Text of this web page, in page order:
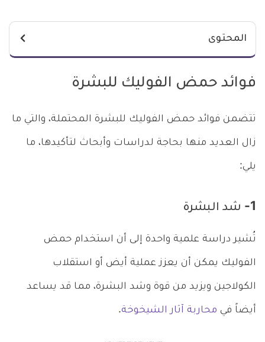
المحتوى
فوائد حمض الفوليك للبشرة
تتضمن فوائد حمض الفوليك للبشرة المحتملة، والتي ما
زال العديد منها بحاجة لدراسات وأبحاث لتأكيدها، ما
يلي:
1- شد البشرة
تُشير دراسة علمية واحدة إلى أن استخدام حمض
الفوليك يمكن أن يعزز عملية أيض أو استقلاب
الكولاجين ويزيد من قوة وشد البشرة، مما قد يساعد
أيضاً في محاربة آثار الشيخوخة.